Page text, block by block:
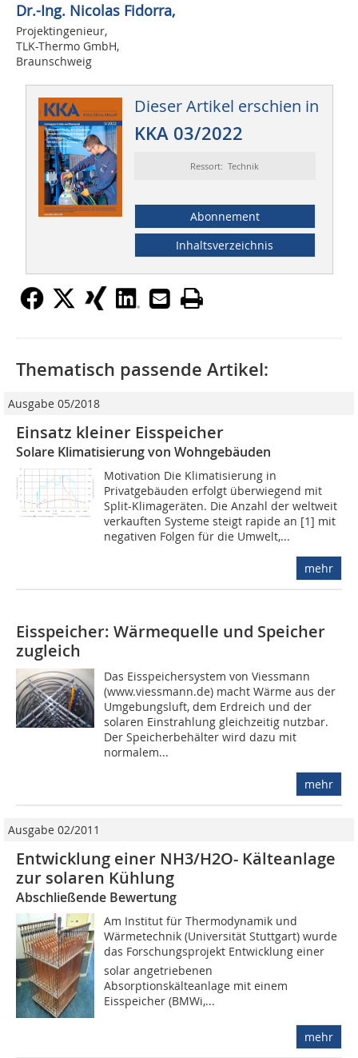
Dr.-Ing. Nicolas Fidorra,
Projektingenieur,
TLK-Thermo GmbH,
Braunschweig
Dieser Artikel erschien in
KKA 03/2022
Ressort: Technik
Abonnement
Inhaltsverzeichnis
Thematisch passende Artikel:
Ausgabe 05/2018
Einsatz kleiner Eisspeicher
Solare Klimatisierung von Wohngebäuden
Motivation Die Klimatisierung in
Privatgebäuden erfolgt überwiegend mit
Split-Klimageräten. Die Anzahl der weltweit
verkauften Systeme steigt rapide an [1] mit
negativen Folgen für die Umwelt,...
mehr
Eisspeicher: Wärmequelle und Speicher
zugleich
Das Eisspeichersystem von Viessmann
(www.viessmann.de) macht Wärme aus der
Umgebungsluft, dem Erdreich und der
solaren Einstrahlung gleichzeitig nutzbar.
Der Speicherbehälter wird dazu mit
normalem...
mehr
Ausgabe 02/2011
Entwicklung einer NH3/H2O- Kälteanlage
zur solaren Kühlung
Abschließende Bewertung
Am Institut für Thermodynamik und
Wärmetechnik (Universität Stuttgart) wurde
das Forschungsprojekt Entwicklung einer
solar angetriebenen
Absorptionskälteanlage mit einem
Eisspeicher (BMWi,...
mehr